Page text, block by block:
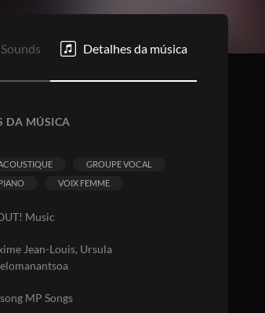
Sounds Detalhes da música
DA MÚSICA
GROUPE VOCAL
VOIX FEMME
Music
Jean-Louis, Ursula
MP Songs